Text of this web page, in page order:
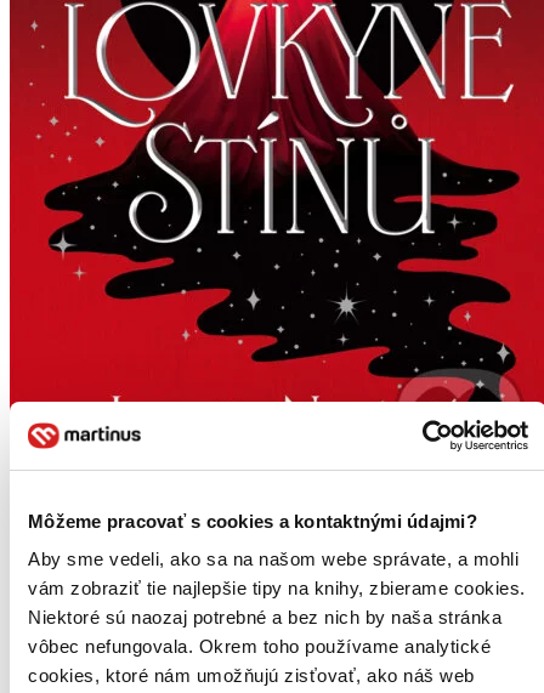
Môžeme pracovať s cookies a kontaktnými údajmi?
Aby sme vedeli, ako sa na našom webe správate, a mohli
vám zobraziť tie najlepšie tipy na knihy, zbierame cookies.
Niektoré sú naozaj potrebné a bez nich by naša stránka
vôbec nefungovala. Okrem toho používame analytické
cookies, ktoré nám umožňujú zisťovať, ako náš web
E-kniha
Lovkyně stínů
CZ
Lynette Noniová
1. diel série
Lovkyně stínů